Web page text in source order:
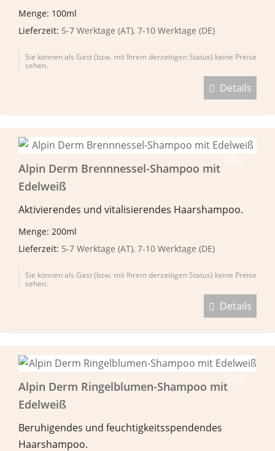
Menge: 100ml
Lieferzeit: 5-7 Werktage (AT), 7-10 Werktage (DE)
Sie können als Gast (bzw. mit Ihrem derzeitigen Status) keine Preise
sehen.
Details
SALE
Alpin Derm Brennnessel-Shampoo mit
Edelweiß
Aktivierendes und vitalisierendes Haarshampoo.
Menge: 200ml
Lieferzeit: 5-7 Werktage (AT), 7-10 Werktage (DE)
Sie können als Gast (bzw. mit Ihrem derzeitigen Status) keine Preise
sehen.
Details
SALE
Alpin Derm Ringelblumen-Shampoo mit
Edelweiß
Beruhigendes und feuchtigkeitsspendendes
Haarshampoo.